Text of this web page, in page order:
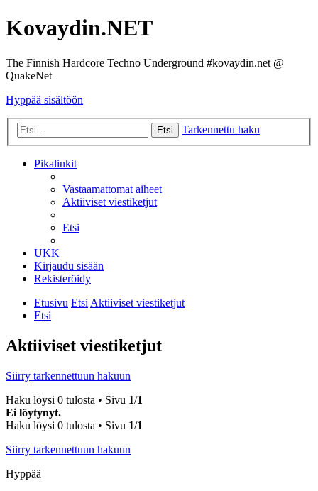
Kovaydin.NET
The Finnish Hardcore Techno Underground #kovaydin.net @
QuakeNet
Hyppää sisältöön
Etsi Tarkennettu haku
Pikalinkit
Vastaamattomat aiheet
Aktiiviset viestiketjut
Etsi
UKK
Kirjaudu sisään
Rekisteröidy
Etusivu EtsiAktiiviset viestiketjut
Etsi
Aktiiviset viestiketjut
Siirry tarkennettuun hakuun
Haku löysi 0 tulosta • Sivu 1/1
Ei löytynyt.
Haku löysi 0 tulosta • Sivu 1/1
Siirry tarkennettuun hakuun
Hyppää